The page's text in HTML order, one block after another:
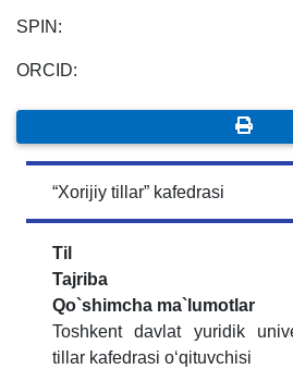
SPIN:
ORCID:
“Xorijiy tillar” kafedrasi
Til
Tajriba
Qo`shimcha ma`lumotlar
Toshkent davlat yuridik
tillar kafedrasi o‘qituvchisi